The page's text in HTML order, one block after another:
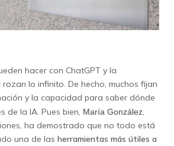
hacer con ChatGPT y la
lo infinito. De hecho, muchos fijan
y la capacidad para saber dónde
de la IA. Pues bien, María González,
ha demostrado que no todo está
una de las herramientas más útiles a